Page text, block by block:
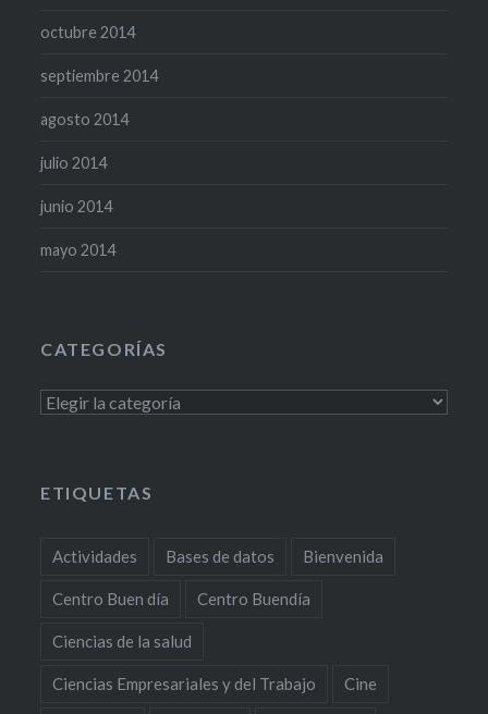
octubre 2014
septiembre 2014
agosto 2014
julio 2014
junio 2014
mayo 2014
CATEGORÍAS
Categorías
ETIQUETAS
Actividades Bases de datos Bienvenida
Centro Buen día Centro Buendía
Ciencias de la salud
Ciencias Empresariales y del Trabajo Cine